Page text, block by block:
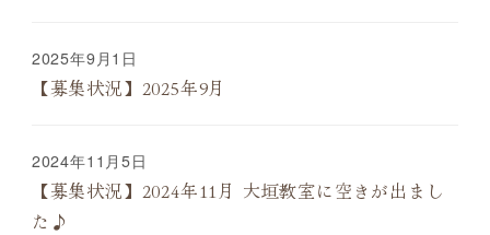
【募集状況】2025年9月
2025年9月1日
【募集状況】2024年11月 大垣教室に空きが出まし
た♪
2024年11月5日